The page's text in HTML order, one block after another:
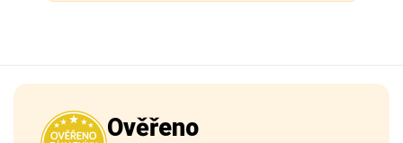
Ověřeno